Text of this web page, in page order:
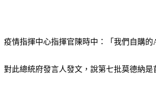
疫情指揮中心指揮官陳時中：「我們自購的
對此總統府發言人發文，說第七批莫德納